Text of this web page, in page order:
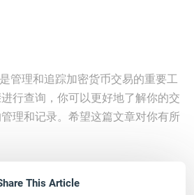
管理和追踪加密货币交易的重要工
行查询，你可以更好地了解你的交
理和记录。希望这篇文章对你有所
This Article